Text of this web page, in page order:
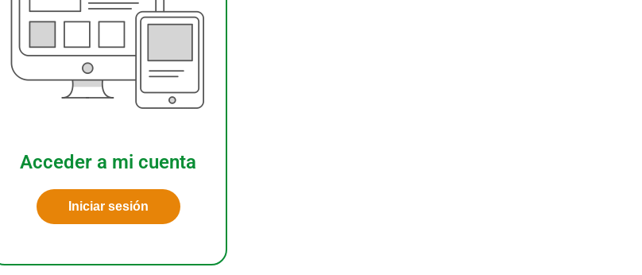
Acceder a mi cuenta
Iniciar sesión